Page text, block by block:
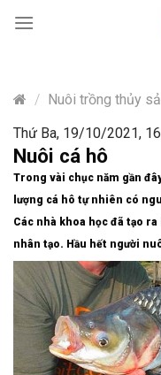
content
/ Nuôi trồng thủy
Thứ Ba, 19/10/2021,
Nuôi cá hô
Trong vài chục năm gần
lượng cá hô tự nhiên có
Các nhà khoa học đã tạo
nhân tạo. Hầu hết người